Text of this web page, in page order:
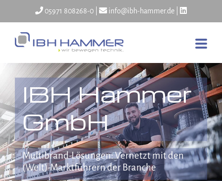
content
05971 808268-0 info@ibh-hammer.de
IBH Hammer
GmbH
Multibrand-Lösungen: Vernetzt mit den
(Welt)-Marktführern der Branche